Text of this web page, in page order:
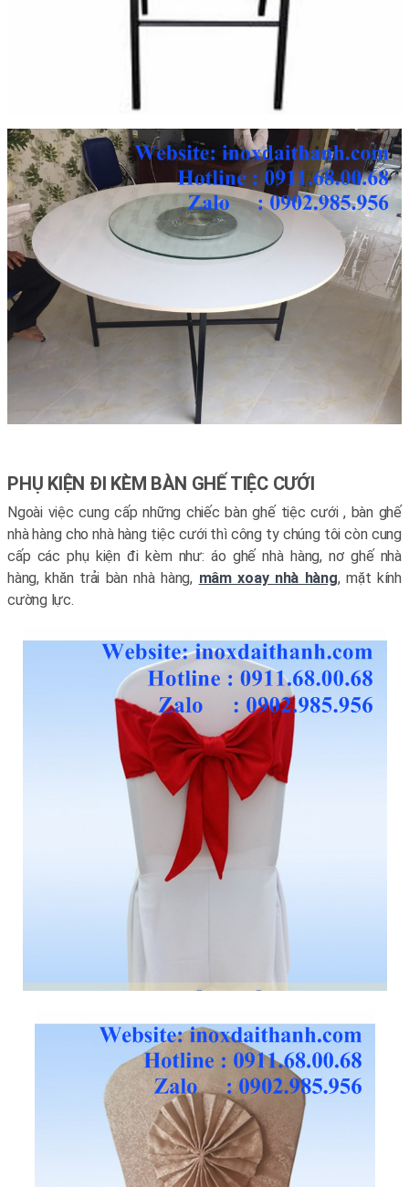
PHỤ KIỆN ĐI KÈM BÀN GHẾ TIỆC CƯỚI
Ngoài việc cung cấp những chiếc bàn ghế tiệc cưới , bàn ghế
nhà hàng cho nhà hàng tiệc cưới thì công ty chúng tôi còn cung
cấp các phụ kiện đi kèm như: áo ghế nhà hàng, nơ ghế nhà
hàng, khăn trải bàn nhà hàng, mâm xoay nhà hàng, mặt kính
cường lực.